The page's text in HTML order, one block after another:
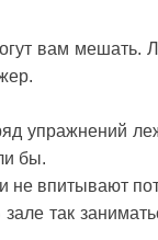
вам мешать.
упражнений
бы.
не впитывают
так